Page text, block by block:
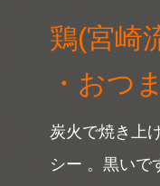
鶏(宮崎
・おつ
炭火で焼き上
シー 。黒いで